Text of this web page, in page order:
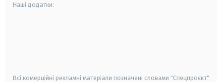
Наші додатки:
Всі комерційні рекламні матеріали позначені словами "Спецпроєкт"